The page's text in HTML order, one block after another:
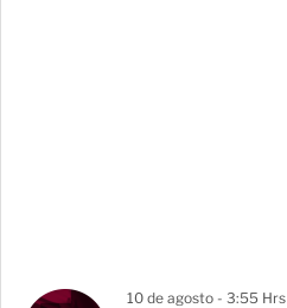
10 de agosto - 3:55 Hrs